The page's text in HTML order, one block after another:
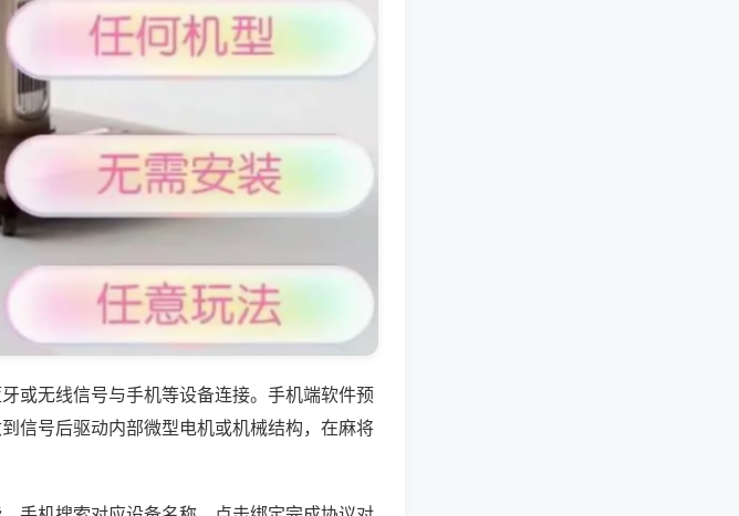
或无线信号与手机等设备连接。手机端软件预
信号后驱动内部微型电机或机械结构，在麻将